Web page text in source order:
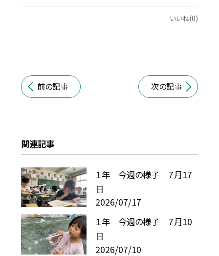
いいね(0)
前の記事 次の記事
関連記事
１年 今週の様子 ７月17
日
2026/07/17
１年 今週の様子 ７月10
日
2026/07/10